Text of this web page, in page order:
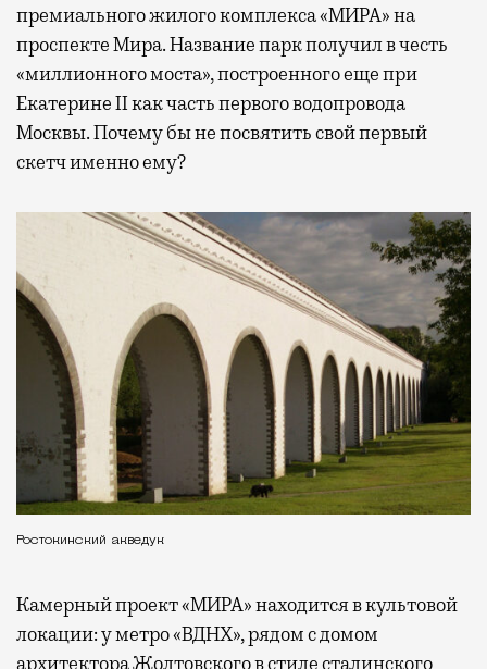
премиального жилого комплекса «МИРА» на
проспекте Мира. Название парк получил в честь
«миллионного моста», построенного еще при
Екатерине II как часть первого водопровода
Москвы. Почему бы не посвятить свой первый
скетч именно ему?
Ростокинский акведук
Камерный проект «МИРА» находится в культовой
локации: у метро «ВДНХ», рядом с домом
архитектора Жолтовского в стиле сталинского